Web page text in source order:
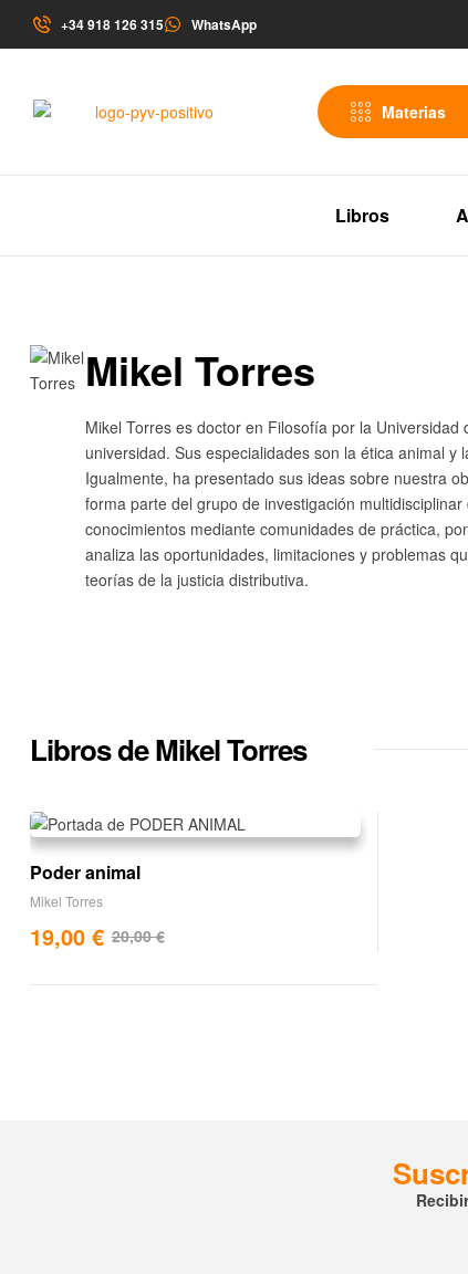
+34 918 126 315 WhatsApp
Materias
Libros
Mikel Torres
Mikel Torres es doctor en Filosofía por la
universidad. Sus especialidades son la ética animal
Igualmente, ha presentado sus ideas sobre nuestra
forma parte del grupo de investigación multidisciplinar
conocimientos mediante comunidades de práctica,
analiza las oportunidades, limitaciones y problemas
teorías de la justicia distributiva.
Libros de Mikel Torres
Poder animal
Mikel Torres
20,00€
19,00 €